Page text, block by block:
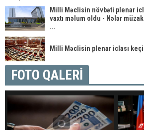
Milli Məclisin növbəti plenar
vaxtı məlum oldu - Nələr
...
Milli Məclisin plenar iclası
FOTO QALERİ